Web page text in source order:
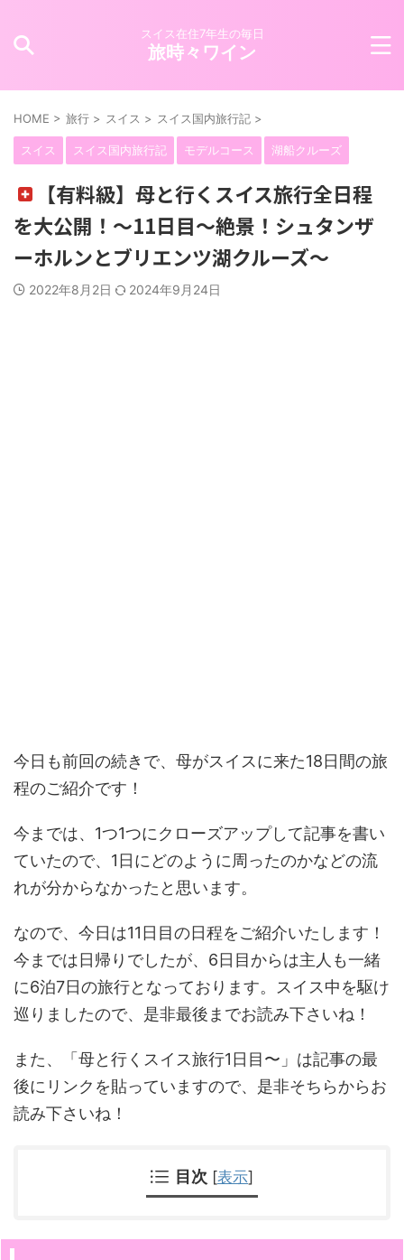
スイス在住7年生の毎日
旅時々ワイン
HOME > 旅行 > スイス > スイス国内旅行記 >
スイス スイス国内旅行記 モデルコース 湖船クルーズ
【有料級】母と行くスイス旅行全日程
を大公開！〜11日目〜絶景！シュタンザ
ーホルンとブリエンツ湖クルーズ〜
2022年8月2日 2024年9月24日
今日も前回の続きで、母がスイスに来た18日間の旅
程のご紹介です！
今までは、1つ1つにクローズアップして記事を書い
ていたので、1日にどのように周ったのかなどの流
れが分からなかったと思います。
なので、今日は11日目の日程をご紹介いたします！
今までは日帰りでしたが、6日目からは主人も一緒
に6泊7日の旅行となっております。スイス中を駆け
巡りましたので、是非最後までお読み下さいね！
また、「母と行くスイス旅行1日目〜」は記事の最
後にリンクを貼っていますので、是非そちらからお
読み下さいね！
目次 [表示]